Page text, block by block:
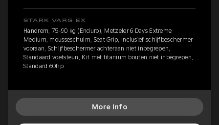
STARK VARG EX
Handrem, 75-90 kg (Enduro), Metzeler 6 Days Extreme
Medium, mousseschuim, Seat Grip, Inclusief schijfbeschermer
vooraan, Schijfbeschermer achteraan niet inbegrepen,
Standaard voetsteun, Kit met titanium bouten niet inbegrepen,
Standard 60hp
More Info